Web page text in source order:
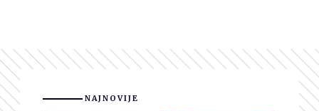
NAJNOVIJE